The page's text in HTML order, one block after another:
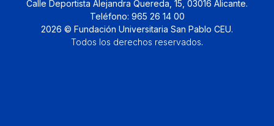
Calle Deportista Alejandra Quereda, 15, 03016 Alicante.
Teléfono: 965 26 14 00
2026 © Fundación Universitaria San Pablo CEU.
Todos los derechos reservados.